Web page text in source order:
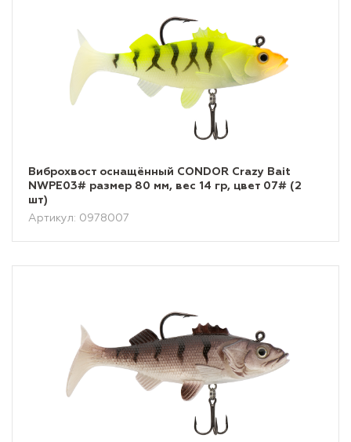
Виброхвост оснащённый CONDOR Crazy Bait
NWPE03# размер 80 мм, вес 14 гр, цвет 07# (2
шт)
Артикул: 0978007